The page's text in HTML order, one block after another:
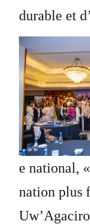
durable et
e national,
nation plus